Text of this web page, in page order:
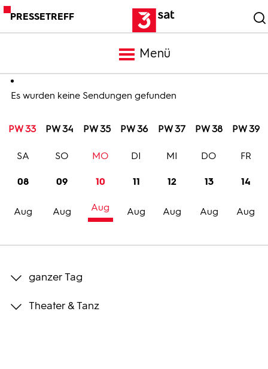
PRESSETREFF
Menü
Meldungen
Programm
Trailer
Bilder
Es wurden keine Sendungen gefunden
PW 33 PW 34 PW 35 PW 36 PW 37 PW 38 PW 39
08
Aug
SA
09
Aug
SO
10
Aug
MO
11
Aug
DI
12
Aug
MI
13
Aug
DO
14
Aug
FR
ganzer Tag
Theater & Tanz